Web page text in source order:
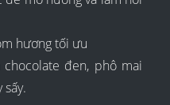
hương tối ưu
đen, phô mai